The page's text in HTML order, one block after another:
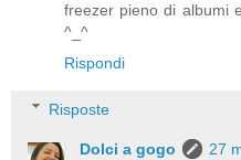
freezer pieno di albumi
^_^
Rispondi
Risposte
Dolci a gogo 27